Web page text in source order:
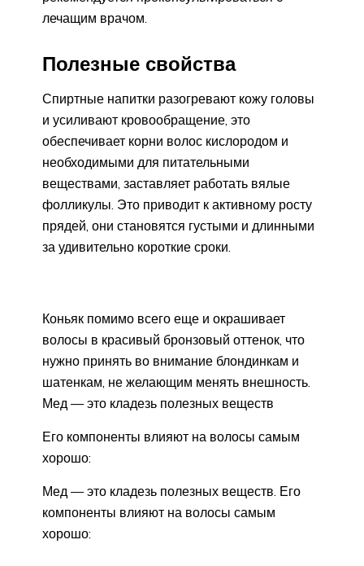
лечащим врачом.
Полезные свойства
Спиртные напитки разогревают кожу головы
и усиливают кровообращение, это
обеспечивает корни волос кислородом и
необходимыми для питательными
веществами, заставляет работать вялые
фолликулы. Это приводит к активному росту
прядей, они становятся густыми и длинными
за удивительно короткие сроки.
Коньяк помимо всего еще и окрашивает
волосы в красивый бронзовый оттенок, что
нужно принять во внимание блондинкам и
шатенкам, не желающим менять внешность.
Мед — это кладезь полезных веществ
Его компоненты влияют на волосы самым
хорошо:
Мед — это кладезь полезных веществ. Его
компоненты влияют на волосы самым
хорошо: